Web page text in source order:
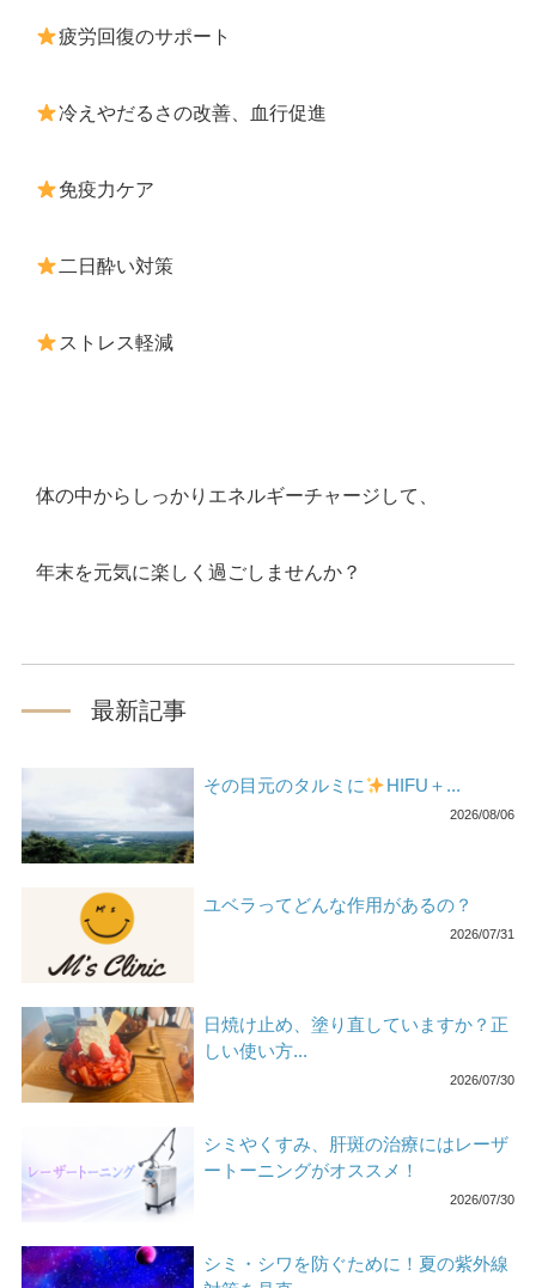
疲労回復のサポート
冷えやだるさの改善、血行促進
免疫力ケア
二日酔い対策
ストレス軽減
体の中からしっかりエネルギーチャージして、
年末を元気に楽しく過ごしませんか？
最新記事
その目元のタルミに HIFU＋...
2026/08/06
ユベラってどんな作用があるの？
2026/07/31
日焼け止め、塗り直していますか？正
しい使い方...
2026/07/30
シミやくすみ、肝斑の治療にはレーザ
ートーニングがオススメ！
2026/07/30
シミ・シワを防ぐために！夏の紫外線